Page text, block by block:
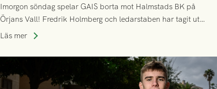
Imorgon söndag spelar GAIS borta mot Halmstads BK på
Örjans Vall! Fredrik Holmberg och ledarstaben har tagit ut
följande trupp till matchen:
Läs mer